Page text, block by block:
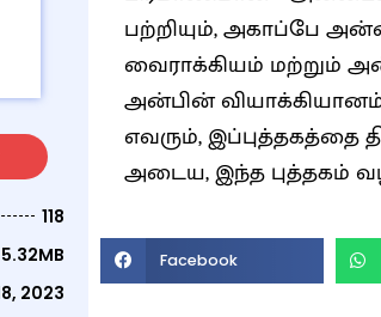
118
5.32MB
2023
பற்றியும், அகாப்பே
வைராக்கியம் மற்றும் அன்பில் பயமில்லாத தன்மை பற்றியும், மேலும், பல ஆழமான
அன்பின் வியாக்கியானம்
எவரும், இப்புத்தகத்தை
அடைய, இந்த புத்தகம்
Facebook